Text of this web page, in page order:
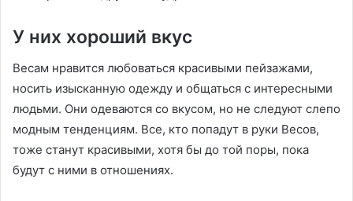
У них хороший вкус
Весам нравится любоваться красивыми пейзажами,
носить изысканную одежду и общаться с интересными
людьми. Они одеваются со вкусом, но не следуют слепо
модным тенденциям. Все, кто попадут в руки Весов,
тоже станут красивыми, хотя бы до той поры, пока
будут с ними в отношениях.